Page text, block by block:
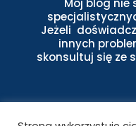
Mój blog nie
Jeżeli
innych
skonsultuj się ze